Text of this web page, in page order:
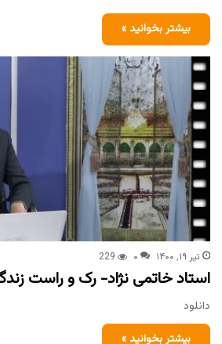
بیشتر بخوانید »
تیر ۱۹, ۱۴۰۰ ۰ 229
استاد خاتمی نژاد- رک و راست
دانلود
بیشتر بخوانید »